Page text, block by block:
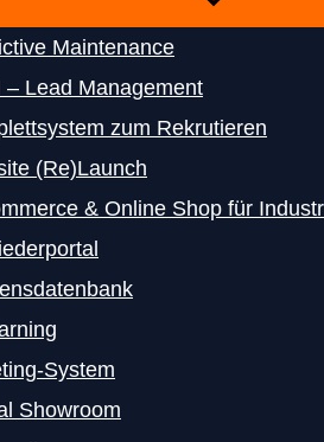
Maintenance
– Lead Management
zum Rekrutieren
(Re)Launch
& Online Shop für
System
Showroom